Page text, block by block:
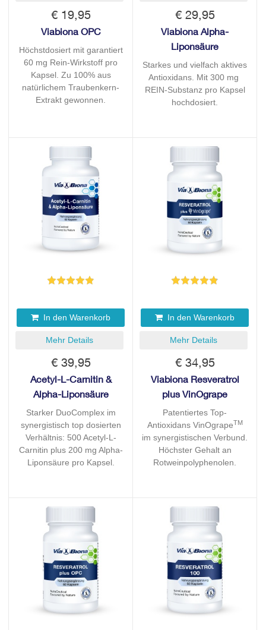
€ 19,95
Viabiona OPC
Höchstdosiert mit garantiert
60 mg Rein-Wirkstoff pro
Kapsel. Zu 100% aus
natürlichem Traubenkern-
Extrakt gewonnen.
€ 29,95
Viabiona Alpha-
Liponsäure
Starkes und vielfach aktives
Antioxidans. Mit 300 mg
REIN-Substanz pro Kapsel
hochdosiert.
In den Warenkorb
Mehr Details
€ 39,95
Acetyl-L-Carnitin &
Alpha-Liponsäure
Starker DuoComplex im
synergistisch top dosierten
Verhältnis: 500 Acetyl-L-
Carnitin plus 200 mg Alpha-
Liponsäure pro Kapsel.
In den Warenkorb
Mehr Details
€ 34,95
Viabiona Resveratrol
plus VinOgrape
Patentiertes Top-
Antioxidans VinOgrapeTM
im synergistischen Verbund.
Höchster Gehalt an
Rotweinpolyphenolen.